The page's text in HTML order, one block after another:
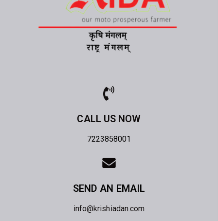
CALL US NOW
7223858001
SEND AN EMAIL
info@krishiadan.com